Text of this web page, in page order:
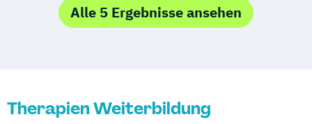
Gesundheitsmanagement
Fachtrainer/in für Sportrehabilitation
Sozialwesen (IHK)
Gesundheitspädagoge/-in -
"Heilpflanzenkunde"
Leipzig Lindau Magdeburg Mainz
Trier Tübingen Ulm
Alle 5 Ergebnisse ansehen
Therapien Weiterbildung